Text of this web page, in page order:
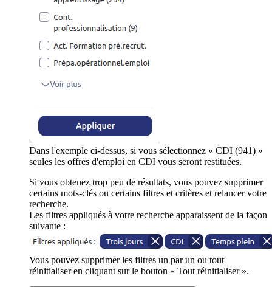
Dans l'exemple ci-dessus, si vous sélectionnez « CDI (941) »
seules les offres d'emploi en CDI vous seront restituées.
Si vous obtenez trop peu de résultats, vous pouvez supprimer
certains mots-clés ou certains filtres et critères et relancer votre
recherche.
Les filtres appliqués à votre recherche apparaissent de la façon
suivante :
Vous pouvez supprimer les filtres un par un ou tout
réinitialiser en cliquant sur le bouton « Tout réinitialiser ».